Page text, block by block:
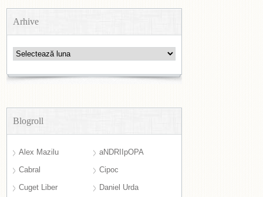
Arhive
Arhive
Blogroll
Alex Mazilu
aNDRIIpOPA
Cabral
Cipoc
Cuget Liber
Daniel Urda